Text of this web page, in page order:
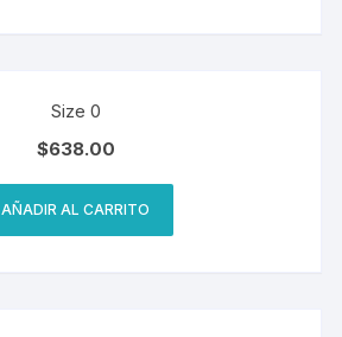
Size 0
$638.00
AÑADIR AL CARRITO